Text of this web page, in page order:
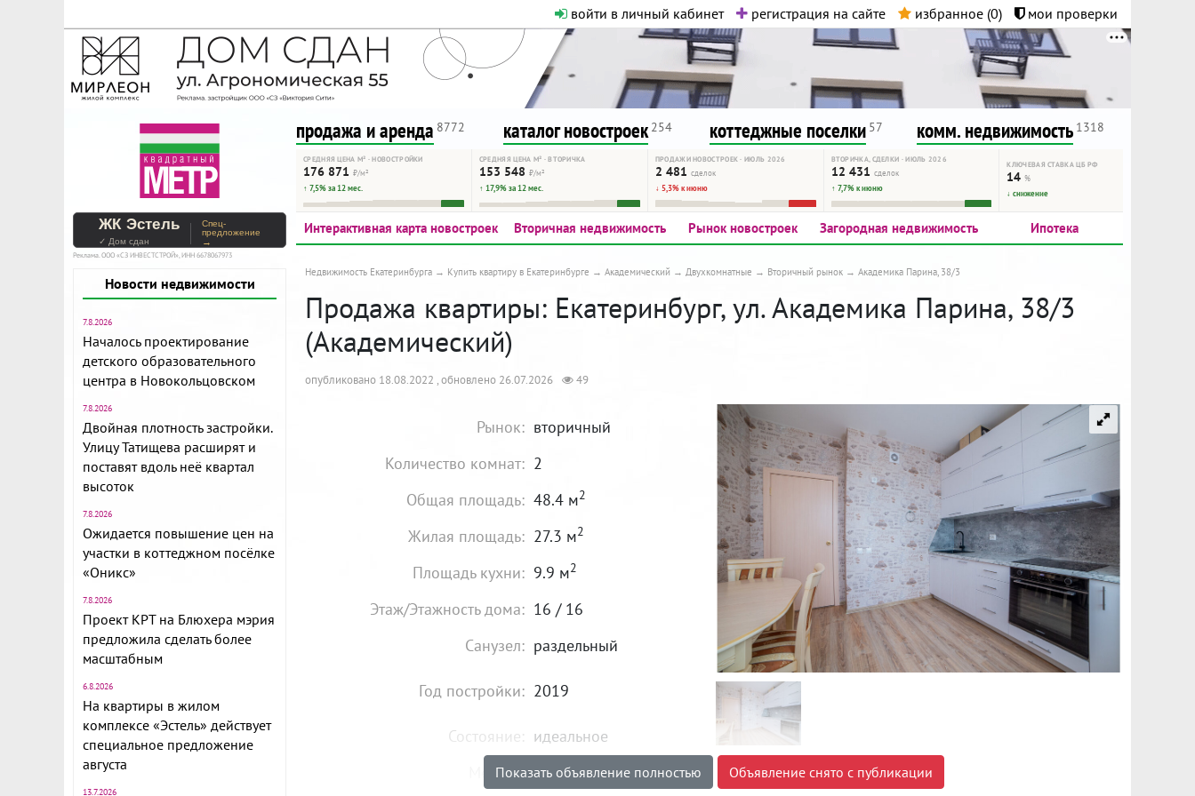
войти в личный кабинет регистрация на сайте избранное (0) мои проверки
На Метре реклама - только нормальная. Никакого шок-контента.
Помогайте независимому ресурсу, как он помогает вам. Удачи!
продажа и аренда 8772 каталог новостроек 254 коттеджные поселки 57 комм. недвижимость 1318
СРЕДНЯЯ ЦЕНА М² · НОВОСТРОЙКИ
176 871 ₽/м²
↑ 7,5% за 12 мес.
СРЕДНЯЯ ЦЕНА М² · ВТОРИЧКА
153 548 ₽/м²
↑ 17,9% за 12 мес.
ПРОДАЖИ НОВОСТРОЕК · ИЮЛЬ 2026
2 481 сделок
↓ 5,3% к июню
ВТОРИЧКА, СДЕЛКИ · ИЮЛЬ 2026
12 431 сделок
↑ 7,7% к июню
КЛЮЧЕВАЯ СТАВКА ЦБ РФ
14%
↓ снижение
ЖК Эстель
✓ Дом сдан
Спец-
предложение
→
Реклама. ООО «СЗ ИНВЕСТСТРОЙ», ИНН 6678067973
Новости недвижимости
7.8.2026
Началось проектирование
детского образовательного
центра в Новокольцовском
7.8.2026
Двойная плотность застройки.
Улицу Татищева расширят и
поставят вдоль неё квартал
высоток
7.8.2026
Ожидается повышение цен на
участки в коттеджном посёлке
«Оникс»
7.8.2026
Проект КРТ на Блюхера мэрия
предложила сделать более
масштабным
6.8.2026
На квартиры в жилом
комплексе «Эстель» действует
специальное предложение
августа
13.7.2026
Интерактивная карта новостроек Вторичная недвижимость Рынок новостроек Загородная недвижимость Ипотека
Недвижимость Екатеринбурга Купить квартиру в Екатеринбурге Академический Двухкомнатные Вторичный рынок Академика Парина, 38/3
Продажа квартиры: Екатеринбург, ул. Академика Парина, 38/3
(Академический)
опубликовано 18.08.2022 , обновлено 26.07.2026 49
Рынок: вторичный
Количество комнат: 2
Общая площадь: 48.4 м2
Жилая площадь: 27.3 м2
Площадь кухни: 9.9 м2
Этаж/Этажность дома: 16 / 16
Санузел: раздельный
Год постройки: 2019
Состояние: идеальное
Мебель: есть
Показать объявление полностью Объявление снято с публикации